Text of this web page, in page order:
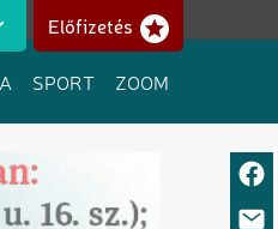
Előfizetés
SPORT ZOOM